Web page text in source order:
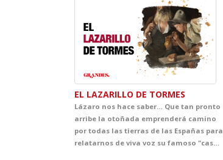
EL LAZARILLO DE TORMES
Lázaro nos hace saber… Que tan pronto
arribe la otoñada emprenderá camino
por todas las tierras de las Españas para
relatarnos de viva voz su famoso "caso". Esto tendrá lugar, Dios mediante, en los teatros de vuestras villas y aldeas. Asimismo, Lázaro promete dar a Vuestras Mercedes cumplida cuenta de cuantas fortunas y adversidades le acontecieron, bien es verdad que pocas y breves fueron las primeras y cuantiosas y muy penosas las segundas. Lázaro confía que del conocimiento de tan triste y divertida historia sepan extraer Vuestras Mercedes y, muy principalmente, vuestros discípulos, tanto el buen juicio que les ayude a evitar los malos senderos y los malos compañeros, como la cristiana compasión y la inmerecida generosidad que precisa su muy hambrienta persona. Quedando agradecido de ser considerado dentro del ciclo GRANDES, con tan notables figuras.